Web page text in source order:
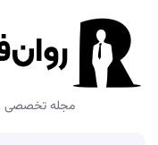
مجله تخصصی